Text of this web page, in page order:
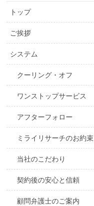
トップ
ご挨拶
システム
クーリング・オフ
ワンストップサービス
アフターフォロー
ミライリサーチのお約束
当社のこだわり
契約後の安心と信頼
顧問弁護士のご案内